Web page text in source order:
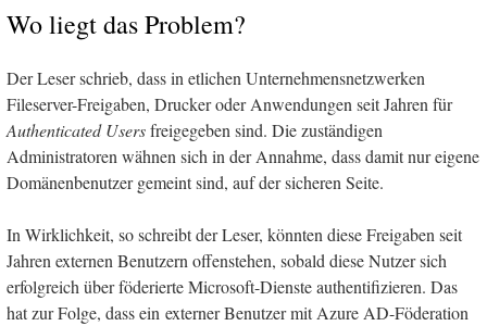
Wo liegt das Problem?
Der Leser schrieb, dass in etlichen Unternehmensnetzwerken
Fileserver-Freigaben, Drucker oder Anwendungen seit Jahren für
Authenticated Usersfreigegeben sind. Die zuständigen
Administratoren wähnen sich in der Annahme, dass damit nur eigene
Domänenbenutzer gemeint sind, auf der sicheren Seite.
In Wirklichkeit, so schreibt der Leser, könnten diese Freigaben seit
Jahren externen Benutzern offenstehen, sobald diese Nutzer sich
erfolgreich über föderierte Microsoft-Dienste authentifizieren. Das
hat zur Folge, dass ein externer Benutzer mit Azure AD-Föderation